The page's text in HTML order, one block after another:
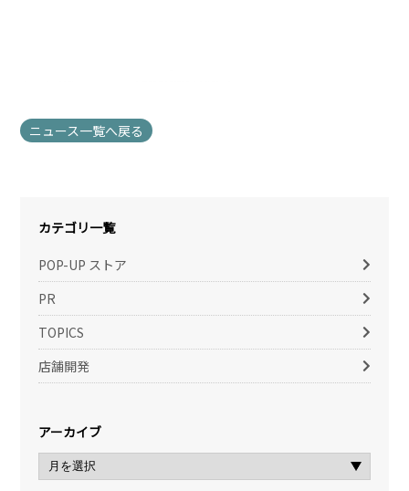
ニュース一覧へ戻る
カテゴリ一覧
POP-UP ストア
PR
TOPICS
店舗開発
アーカイブ